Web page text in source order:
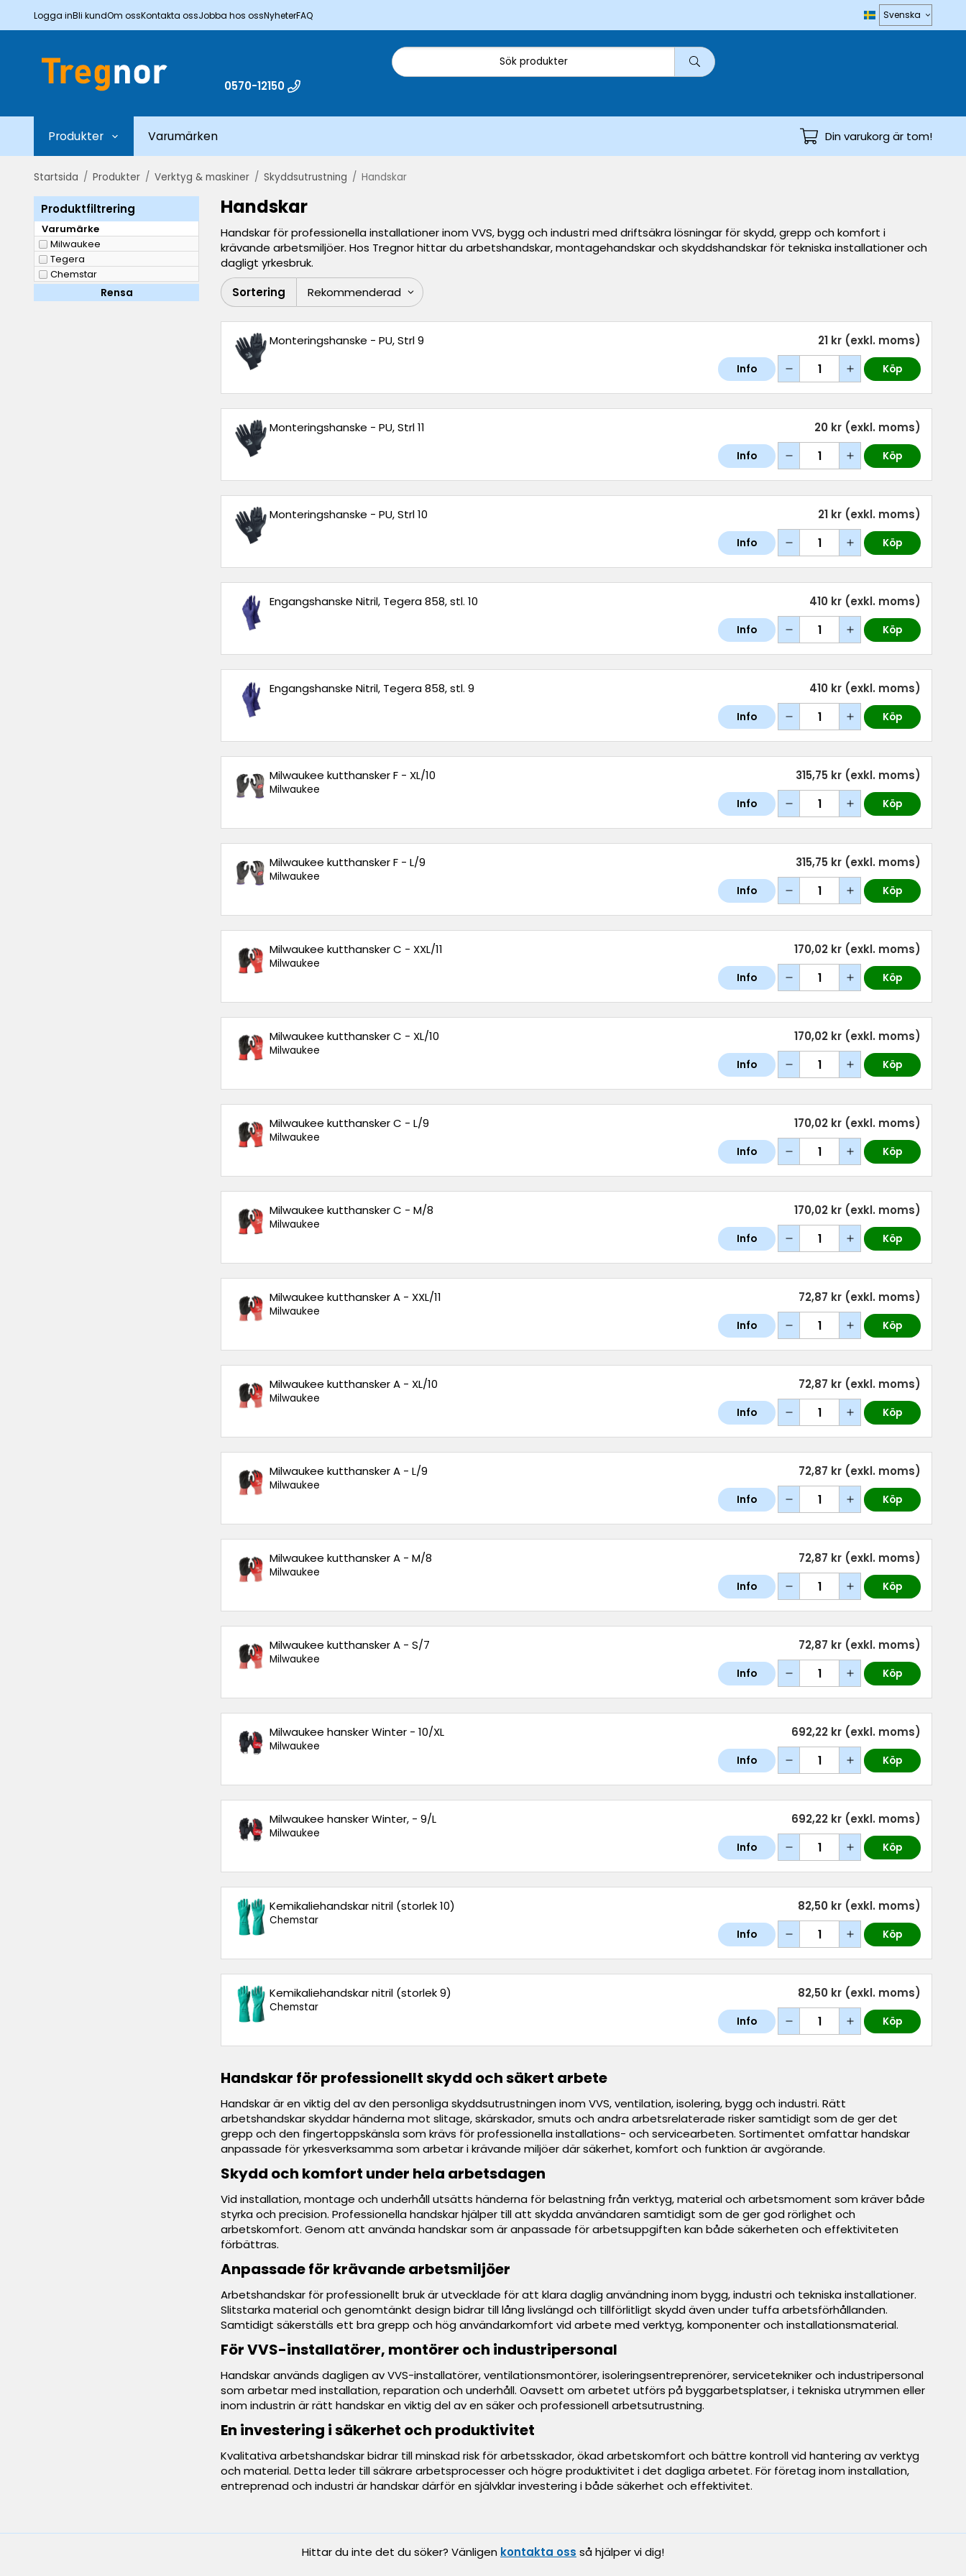
Logga inBli kundOm ossKontakta ossJobba hos ossNyheterFAQ
0570-12150
Produkter Varumärken Din varukorg är tom!
Startsida / Produkter / Verktyg & maskiner / Skyddsutrustning / Handskar
Produktfiltrering
Varumärke
Milwaukee
Tegera
Chemstar
Rensa
Handskar
Handskar för professionella installationer inom VVS, bygg och industri med driftsäkra lösningar för skydd, grepp och komfort i
krävande arbetsmiljöer. Hos Tregnor hittar du arbetshandskar, montagehandskar och skyddshandskar för tekniska installationer och
dagligt yrkesbruk.
Sortering
Monteringshanske - PU, Strl 9 21 kr (exkl. moms)
Info Köp
Monteringshanske - PU, Strl 11 20 kr (exkl. moms)
Info Köp
Monteringshanske - PU, Strl 10 21 kr (exkl. moms)
Info Köp
Engangshanske Nitril, Tegera 858, stl. 10 410 kr (exkl. moms)
Info Köp
Engangshanske Nitril, Tegera 858, stl. 9 410 kr (exkl. moms)
Info Köp
Milwaukee kutthansker F - XL/10
Milwaukee
315,75 kr (exkl. moms)
Info Köp
Milwaukee kutthansker F - L/9
Milwaukee
315,75 kr (exkl. moms)
Info Köp
Milwaukee kutthansker C - XXL/11
Milwaukee
170,02 kr (exkl. moms)
Info Köp
Milwaukee kutthansker C - XL/10
Milwaukee
170,02 kr (exkl. moms)
Info Köp
Milwaukee kutthansker C - L/9
Milwaukee
170,02 kr (exkl. moms)
Info Köp
Milwaukee kutthansker C - M/8
Milwaukee
170,02 kr (exkl. moms)
Info Köp
Milwaukee kutthansker A - XXL/11
Milwaukee
72,87 kr (exkl. moms)
Info Köp
Milwaukee kutthansker A - XL/10
Milwaukee
72,87 kr (exkl. moms)
Info Köp
Milwaukee kutthansker A - L/9
Milwaukee
72,87 kr (exkl. moms)
Info Köp
Milwaukee kutthansker A - M/8
Milwaukee
72,87 kr (exkl. moms)
Info Köp
Milwaukee kutthansker A - S/7
Milwaukee
72,87 kr (exkl. moms)
Info Köp
Milwaukee hansker Winter - 10/XL
Milwaukee
692,22 kr (exkl. moms)
Info Köp
Milwaukee hansker Winter, - 9/L
Milwaukee
692,22 kr (exkl. moms)
Info Köp
Kemikaliehandskar nitril (storlek 10)
Chemstar
82,50 kr (exkl. moms)
Info Köp
Kemikaliehandskar nitril (storlek 9)
Chemstar
82,50 kr (exkl. moms)
Info Köp
Handskar för professionellt skydd och säkert arbete
Handskar är en viktig del av den personliga skyddsutrustningen inom VVS, ventilation, isolering, bygg och industri. Rätt
arbetshandskar skyddar händerna mot slitage, skärskador, smuts och andra arbetsrelaterade risker samtidigt som de ger det
grepp och den fingertoppskänsla som krävs för professionella installations- och servicearbeten. Sortimentet omfattar handskar
anpassade för yrkesverksamma som arbetar i krävande miljöer där säkerhet, komfort och funktion är avgörande.
Skydd och komfort under hela arbetsdagen
Vid installation, montage och underhåll utsätts händerna för belastning från verktyg, material och arbetsmoment som kräver både
styrka och precision. Professionella handskar hjälper till att skydda användaren samtidigt som de ger god rörlighet och
arbetskomfort. Genom att använda handskar som är anpassade för arbetsuppgiften kan både säkerheten och effektiviteten
förbättras.
Anpassade för krävande arbetsmiljöer
Arbetshandskar för professionellt bruk är utvecklade för att klara daglig användning inom bygg, industri och tekniska installationer.
Slitstarka material och genomtänkt design bidrar till lång livslängd och tillförlitligt skydd även under tuffa arbetsförhållanden.
Samtidigt säkerställs ett bra grepp och hög användarkomfort vid arbete med verktyg, komponenter och installationsmaterial.
För VVS-installatörer, montörer och industripersonal
Handskar används dagligen av VVS-installatörer, ventilationsmontörer, isoleringsentreprenörer, servicetekniker och industripersonal
som arbetar med installation, reparation och underhåll. Oavsett om arbetet utförs på byggarbetsplatser, i tekniska utrymmen eller
inom industrin är rätt handskar en viktig del av en säker och professionell arbetsutrustning.
En investering i säkerhet och produktivitet
Kvalitativa arbetshandskar bidrar till minskad risk för arbetsskador, ökad arbetskomfort och bättre kontroll vid hantering av verktyg
och material. Detta leder till säkrare arbetsprocesser och högre produktivitet i det dagliga arbetet. För företag inom installation,
entreprenad och industri är handskar därför en självklar investering i både säkerhet och effektivitet.
Hittar du inte det du söker? Vänligen kontakta oss så hjälper vi dig!